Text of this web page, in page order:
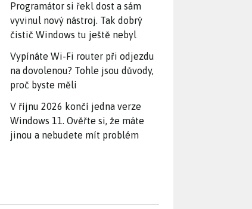
Programátor si řekl dost a sám
vyvinul nový nástroj. Tak dobrý
čistič Windows tu ještě nebyl
Vypínáte Wi-Fi router při odjezdu
na dovolenou? Tohle jsou důvody,
proč byste měli
V říjnu 2026 končí jedna verze
Windows 11. Ověřte si, že máte
jinou a nebudete mít problém